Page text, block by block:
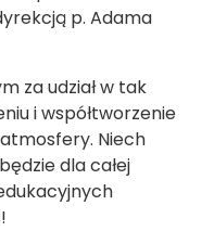
p. Adama
za udział w tak
i współtworzenie
Niech
dla całej